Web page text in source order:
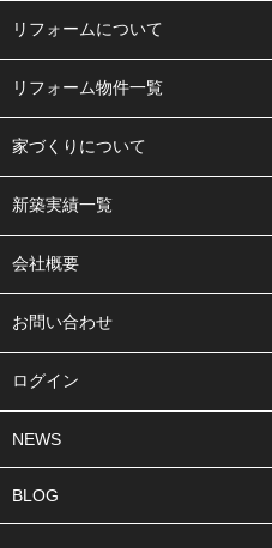
リフォームについて
リフォーム物件一覧
家づくりについて
新築実績一覧
会社概要
お問い合わせ
ログイン
NEWS
BLOG